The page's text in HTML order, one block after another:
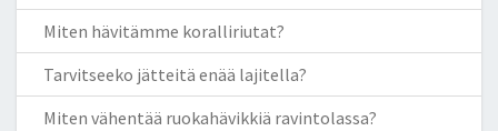
Miten hävitämme koralliriutat?
Tarvitseeko jätteitä enää lajitella?
Miten vähentää ruokahävikkiä ravintolassa?